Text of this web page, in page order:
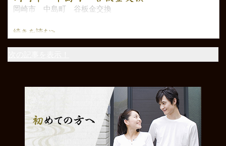
岡崎市 中島町 谷板金交換
続きを読む>